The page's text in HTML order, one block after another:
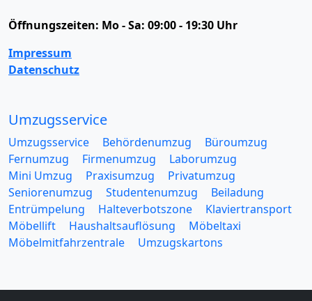
Öffnungszeiten: Mo - Sa: 09:00 - 19:30 Uhr
Impressum
Datenschutz
Umzugsservice
Umzugsservice Behördenumzug
Büroumzug
Fernumzug
Firmenumzug
Laborumzug
Mini Umzug
Praxisumzug
Privatumzug
Seniorenumzug
Studentenumzug
Beiladung
Entrümpelung
Halteverbotszone
Klaviertransport
Möbellift
Haushaltsauflösung
Möbeltaxi
Möbelmitfahrzentrale
Umzugskartons